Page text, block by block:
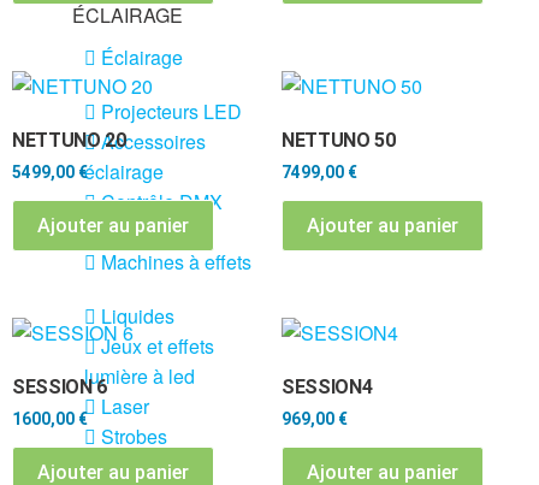
ÉCLAIRAGE
Éclairage
Projecteurs LED
Accessoires
éclairage
Contrôle DMX
Lyres
Machines à effets
Liquides
Jeux et effets
lumière à led
Laser
Strobes
NETTUNO 20
5499,00 €
Ajouter au panier
NETTUNO 50
7499,00 €
Ajouter au panier
SESSION 6
1600,00 €
Ajouter au panier
SESSION4
969,00 €
Ajouter au panier